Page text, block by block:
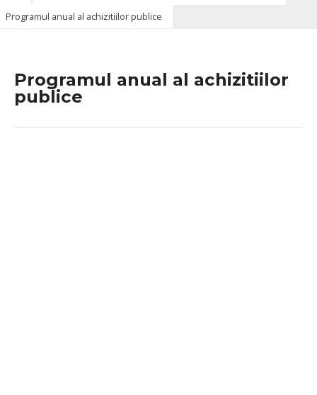
Programul anual al achizitiilor publice
Programul anual al achizitiilor
publice